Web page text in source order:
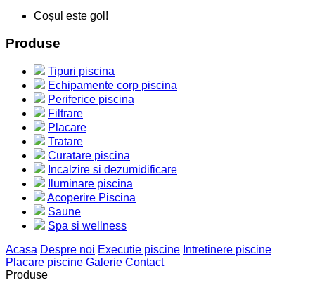
Coșul este gol!
Produse
Tipuri piscina
Echipamente corp piscina
Periferice piscina
Filtrare
Placare
Tratare
Curatare piscina
Incalzire si dezumidificare
Iluminare piscina
Acoperire Piscina
Saune
Spa si wellness
Acasa Despre noi Executie piscine Intretinere piscine
Placare piscine Galerie Contact
Produse